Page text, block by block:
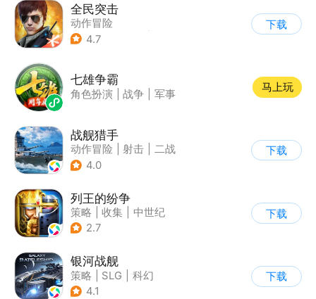
全民突击
动作冒险
| 第三人称射击
4.7
下载
七雄争霸
角色扮演 战争 军事
马上玩
战舰猎手
动作冒险 射击
二战
| 战术竞技
4.0
下载
列王的纷争
策略 收集
中世纪
| 欧美风
2.7
下载
银河战舰
策略 SLG
科幻
| 星战
4.1
下载